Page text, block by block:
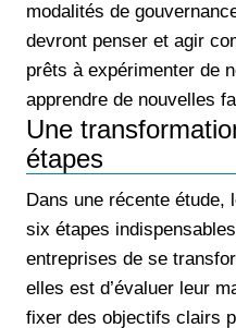
modalités de
devront penser et agir
prêts à expérimenter de
apprendre de nouvelles
Une
étapes
Dans une récente étude,
six étapes
entreprises de se
elles est d’évaluer leur
fixer des objectifs clairs